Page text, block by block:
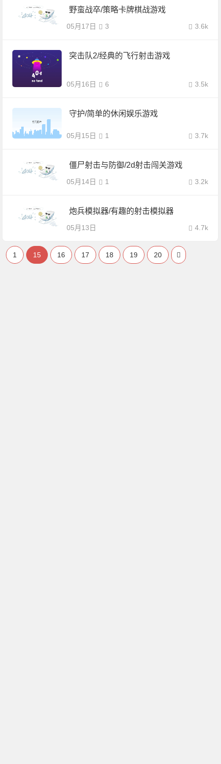
野蛮战卒/策略卡牌棋战游戏
05月17日 3.6k
3
突击队2/经典的飞行射击游戏
05月16日 3.5k
6
守护/简单的休闲娱乐游戏
05月15日 3.7k
1
僵尸射击与防御/2d射击闯关游戏
05月14日 3.2k
1
炮兵模拟器/有趣的射击模拟器
05月13日 4.7k
1 15 16 17 18 19 20